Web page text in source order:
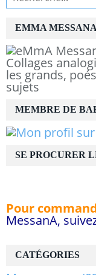
EMMA
Collages
les grands,
sujets
CATÉGORIES
MEMBRE DE
SE PROCURER
Pour
MessanA,